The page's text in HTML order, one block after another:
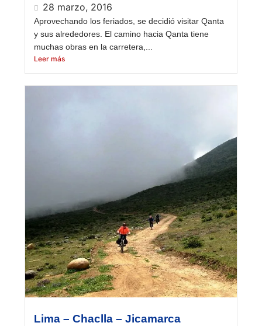
28 marzo, 2016
Aprovechando los feriados, se decidió visitar Qanta
y sus alrededores. El camino hacia Qanta tiene
muchas obras en la carretera,...
Leer más
Lima – Chaclla – Jicamarca